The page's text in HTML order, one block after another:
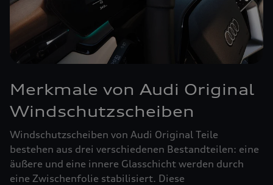
Merkmale von Audi Original
Windschutzscheiben
Windschutzscheiben von Audi Original Teile
bestehen aus drei verschiedenen Bestandteilen: eine
äußere und eine innere Glasschicht werden durch
eine Zwischenfolie stabilisiert. Diese